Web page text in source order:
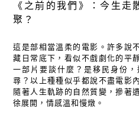
《之前的我們》：今生走
聚？
這是部相當溫柔的電影。許多說
藏日常底下，看似不戲劇化的平
一部片要談什麼？是移民身份
尋？以上種種似乎都說不盡電影
隨著人生軌跡的自然質變，摻著
徐展開，情感溫和慢燉。